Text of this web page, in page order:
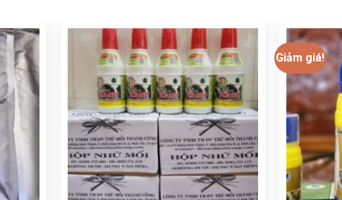
Giảm giá!